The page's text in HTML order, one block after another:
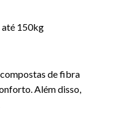
até 150kg
de fibra
Além disso,